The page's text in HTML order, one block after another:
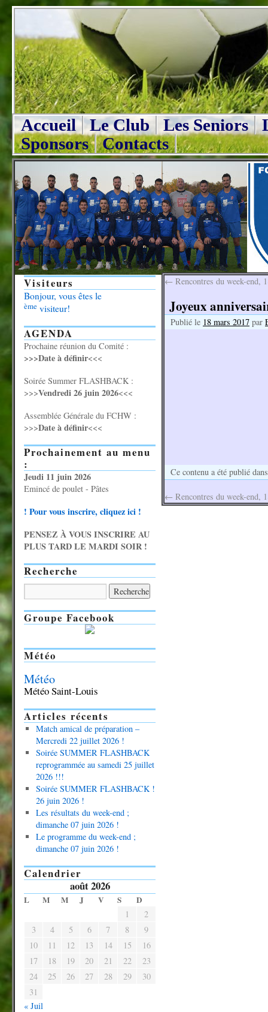
Accueil Le Club Les Seniors
Sponsors
Contacts
← Rencontres du week-end,
Joyeux
Publié le 18 mars 2017 par
Ce contenu a été publié
← Rencontres du week-end,
Visiteurs
Bonjour, vous êtes le
ème visiteur!
AGENDA
Prochaine réunion du Comité :
>>>Date à définir<<<
Soirée Summer FLASHBACK :
>>>Vendredi 26 juin 2026<<<
Assemblée Générale du FCHW :
>>>Date à définir<<<
Prochainement au menu
:
Jeudi 11 juin 2026
Emincé de poulet - Pâtes
! Pour vous inscrire, cliquez ici !
PENSEZ À VOUS INSCRIRE AU
PLUS TARD LE MARDI SOIR !
Recherche
Groupe Facebook
Météo
Météo
Météo Saint-Louis
Articles récents
Match amical de préparation –
Mercredi 22 juillet 2026 !
Soirée SUMMER FLASHBACK
reprogrammée au samedi 25 juillet
2026 !!!
Soirée SUMMER FLASHBACK !
26 juin 2026 !
Les résultats du week-end ;
dimanche 07 juin 2026 !
Le programme du week-end ;
dimanche 07 juin 2026 !
Calendrier
août 2026
L M M J V S D
1
2
3
4 5 6 7 8
9
10
11 12 13 14 15
16
17
18 19 20 21 22
23
24
25 26 27 28 29
30
31
« Juil